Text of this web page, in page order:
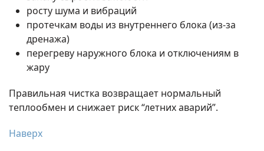
росту шума и вибраций
протечкам воды из внутреннего блока (из-за
дренажа)
перегреву наружного блока и отключениям в
жару
Правильная чистка возвращает нормальный
теплообмен и снижает риск “летних аварий”.
Наверх